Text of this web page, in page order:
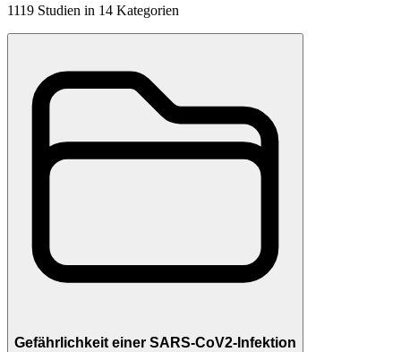
1119 Studien in 14 Kategorien
Gefährlichkeit einer SARS-CoV2-Infektion